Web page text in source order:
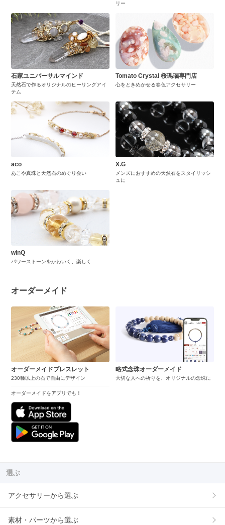
リー
石家ユニバーサルマインド
天然石で作るオリジナルのヒーリングアイ
テム
Tomato Crystal 桜瑪瑙専門店
心をときめかせる春色アクセサリー
aco
あこや真珠と天然石のめぐり会い
X.G
メンズにおすすめの天然石をスタイリッシ
ュに
winQ
パワーストーンをかわいく、楽しく
オーダーメイド
オーダーメイドブレスレット
230種以上の石で自由にデザイン
オーダーメイドをアプリでも！
略式念珠オーダーメイド
大切な人への祈りを、オリジナルの念珠に
選ぶ
アクセサリーから選ぶ
素材・パーツから選ぶ